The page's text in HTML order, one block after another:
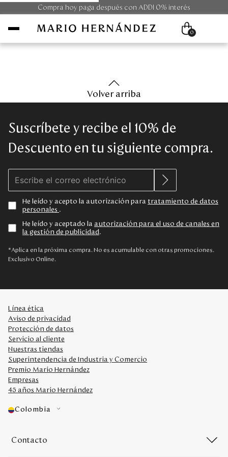
Compra hoy paga después con ADDI 0% interés
Hombre
Unisex
Colecciones
Outlet
Disney
Servicio al cliente
Nuestras Tiendas
Colombia
Panamá
0
Volver arriba
Suscríbete y recibe el 10% de
Descuento en tu siguiente compra.
He leído y acepto la autorización para tratamiento de datos
personales .
He leído y aceptado la autorización para el uso de canales en
la gestión de publicidad .
*Aplica en la próxima compra. No es acumulable con otras promociones.
Exclusivo Online.
Línea ética
Aviso de privacidad
Protección de datos
Servicio al cliente
Nuestras tiendas
Superintendencia de Industria y Comercio
Premio Mario Hernández
Empresas
45 años Mario Hernández
Colombia
Contacto